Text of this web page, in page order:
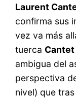
Laurent
confirma sus
vez va más
tuerca Cantet
ambigua del
perspectiva
nivel) que